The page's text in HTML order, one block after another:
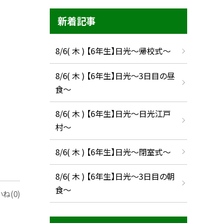
ね(0)
新着記事
8/6( 木 ) 【6年生】日光〜帰校式〜
8/6( 木 ) 【6年生】日光〜3日目の昼
食〜
8/6( 木 ) 【6年生】日光〜日光江戸
村〜
8/6( 木 ) 【6年生】日光〜閉室式〜
8/6( 木 ) 【6年生】日光〜3日目の朝
食〜